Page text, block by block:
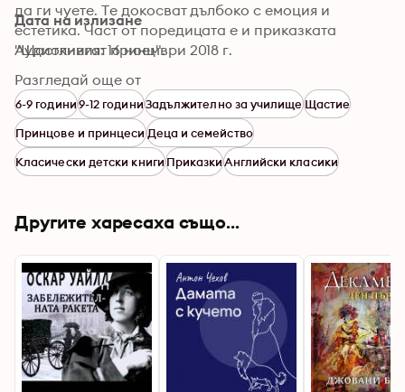
да ги чуете. Те докосват дълбоко с емоция и
естетика. Част от поредицата е и приказката
"Щастливият принц".
Дата на излизане
Аудиокнига: 16 ноември 2018 г.
Разгледай още от
6-9 години9-12 годиниЗадължително за училищеЩастие
Принцове и принцесиДеца и семейство
Класически детски книгиПриказкиАнглийски класики
Другите харесаха също...